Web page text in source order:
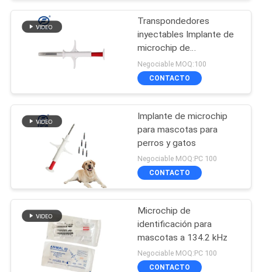
ISO11784/5
Transpondedores
inyectables Implante de
microchip de
identificación de
mascotas para perros
con microchip
perros
Negociable MOQ:100
CONTACTO
Implante de microchip
para mascotas para
perros y gatos
Negociable MOQ:PC 100
CONTACTO
Microchip de
identificación para
mascotas a 134.2 kHz
Negociable MOQ:PC 100
CONTACTO